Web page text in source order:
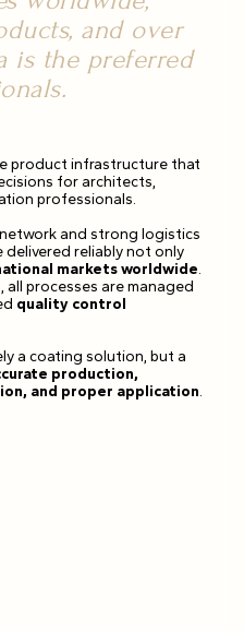
and over
is the preferred
product infrastructure that
for architects,
professionals.
and strong logistics
delivered reliably not only
markets worldwide.
processes are managed
quality control
a coating solution, but a
production,
and proper application.